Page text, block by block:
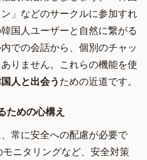
」などのサークルに参加すれ
国人ユーザーと自然に繋がる
での会話から、個別のチャッ
りません。これらの機能を使
人と出会うための近道です。
ための心構え
常に安全への配慮が必要で
ニタリングなど、安全対策